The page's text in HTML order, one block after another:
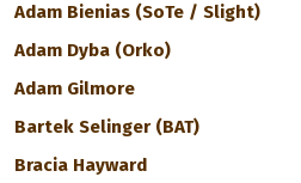
Adam Bienias (SoTe / Slight)
Adam Dyba (Orko)
Adam Gilmore
Bartek Selinger (BAT)
Bracia Hayward